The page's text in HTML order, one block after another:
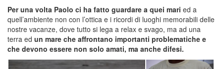
Per una volta Paolo ci ha fatto guardare a quei mari ed a
quell’ambiente non con l’ottica e i ricordi di luoghi memorabili delle
nostre vacanze, dove tutto si lega a relax e svago, ma ad una
terra ed un mare che affrontano importanti problematiche e
che devono essere non solo amati, ma anche difesi.